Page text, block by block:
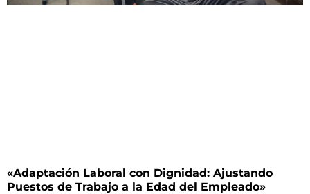
«Adaptación Laboral con Dignidad: Ajustando
Puestos de Trabajo a la Edad del Empleado»